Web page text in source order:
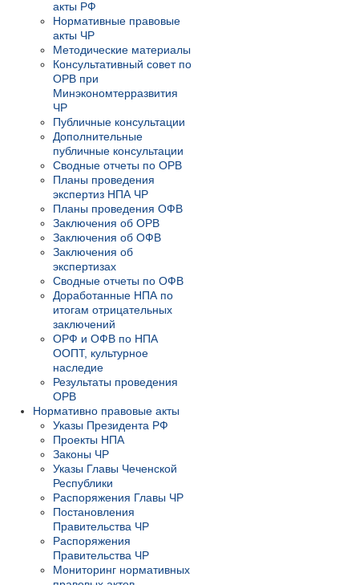
акты РФ
Нормативные правовые
акты ЧР
Методические материалы
Консультативный совет по
ОРВ при
Минэкономтерразвития
ЧР
Публичные консультации
Дополнительные
публичные консультации
Сводные отчеты по ОРВ
Планы проведения
экспертиз НПА ЧР
Планы проведения ОФВ
Заключения об ОРВ
Заключения об ОФВ
Заключения об
экспертизах
Сводные отчеты по ОФВ
Доработанные НПА по
итогам отрицательных
заключений
ОРФ и ОФВ по НПА
ООПТ, культурное
наследие
Результаты проведения
ОРВ
Нормативно правовые акты
Указы Президента РФ
Проекты НПА
Законы ЧР
Указы Главы Чеченской
Республики
Распоряжения Главы ЧР
Постановления
Правительства ЧР
Распоряжения
Правительства ЧР
Мониторинг нормативных